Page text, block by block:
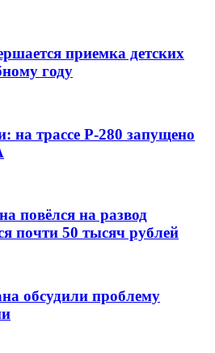
приемка детских
году
на трассе Р-280 запущено
повёлся на развод
почти 50 тысяч рублей
обсудили проблему